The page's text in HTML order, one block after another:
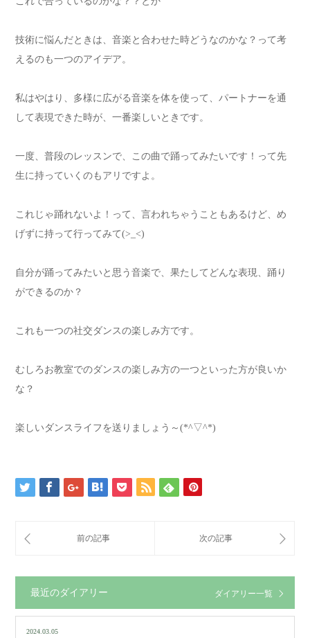
技術に悩んだときは、音楽と合わせた時どうなのかな？って考
えるのも一つのアイデア。
私はやはり、多様に広がる音楽を体を使って、パートナーを通
して表現できた時が、一番楽しいときです。
一度、普段のレッスンで、この曲で踊ってみたいです！って先
生に持っていくのもアリですよ。
これじゃ踊れないよ！って、言われちゃうこともあるけど、め
げずに持って行ってみて(>_<)
自分が踊ってみたいと思う音楽で、果たしてどんな表現、踊り
ができるのか？
これも一つの社交ダンスの楽しみ方です。
むしろお教室でのダンスの楽しみ方の一つといった方が良いか
な？
楽しいダンスライフを送りましょう～(*^▽^*)
最近のダイアリー ダイアリー一覧
2024.03.05